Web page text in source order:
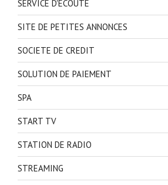
SERVICE D'ECOUTE
SITE DE PETITES ANNONCES
SOCIETE DE CREDIT
SOLUTION DE PAIEMENT
SPA
START TV
STATION DE RADIO
STREAMING